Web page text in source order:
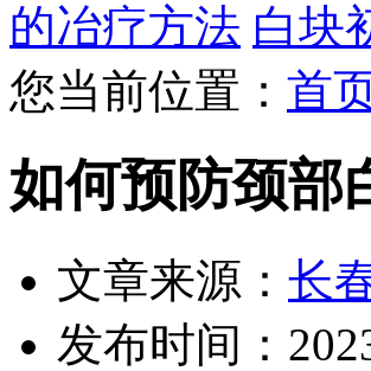
的冶疗方法 白块
您当前位置： 首
如何预防颈部
文章来源： 长
发布时间：